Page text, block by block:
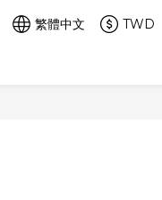
繁體中文 TWD